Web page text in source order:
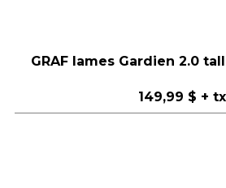
GRAF lames Gardien 2.0
149,99 $ + tx